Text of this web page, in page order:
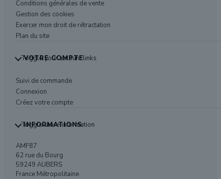
Conditions générales de vente
Gestion des cookies
Exercer mon droit de rétractation
Plan du site
VOTRE COMPTE
Toggle your account links
Suivi de commande
Connexion
Créez votre compte
INFORMATIONS
Toggle store information
AMF87
62 rue du Bourg
59249 AUBERS
France Métropolitaine